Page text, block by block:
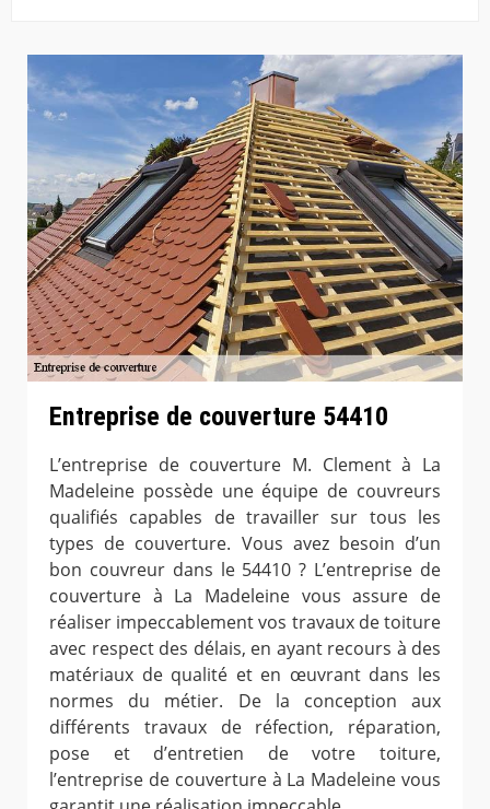
Entreprise de couverture 54410
L’entreprise de couverture M. Clement à La
Madeleine possède une équipe de couvreurs
qualifiés capables de travailler sur tous les
types de couverture. Vous avez besoin d’un
bon couvreur dans le 54410 ? L’entreprise de
couverture à La Madeleine vous assure de
réaliser impeccablement vos travaux de toiture
avec respect des délais, en ayant recours à des
matériaux de qualité et en œuvrant dans les
normes du métier. De la conception aux
différents travaux de réfection, réparation,
pose et d’entretien de votre toiture,
l’entreprise de couverture à La Madeleine vous